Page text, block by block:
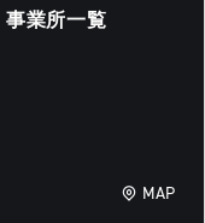
事業所一覧
MAP